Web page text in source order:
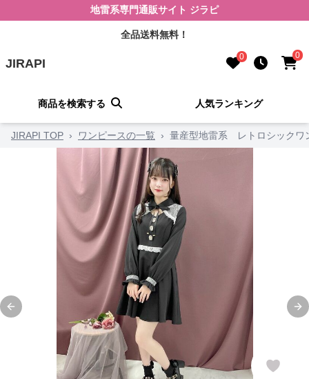
地雷系専門通販サイト ジラピ
全品送料無料！
JIRAPI 0 0
商品を検索する 人気ランキング
JIRAPI TOP › ワンピースの一覧 › 量産型地雷系 レトロシックワ
Previous slide